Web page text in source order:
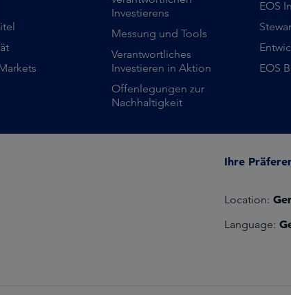
Investierens
Messung und Tools
Verantwortliches
Investieren in Aktion
Offenlegungen zur
Nachhaltigkeit
EOS
EOS
Ihre
Location:
Language: